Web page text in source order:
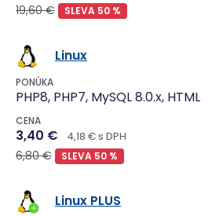
19,60 € SLEVA 50 %
Linux
PONÚKA
PHP8, PHP7, MySQL 8.0.x, HTML
CENA
3,40 € 4,18 € s DPH
6,80 € SLEVA 50 %
Linux PLUS